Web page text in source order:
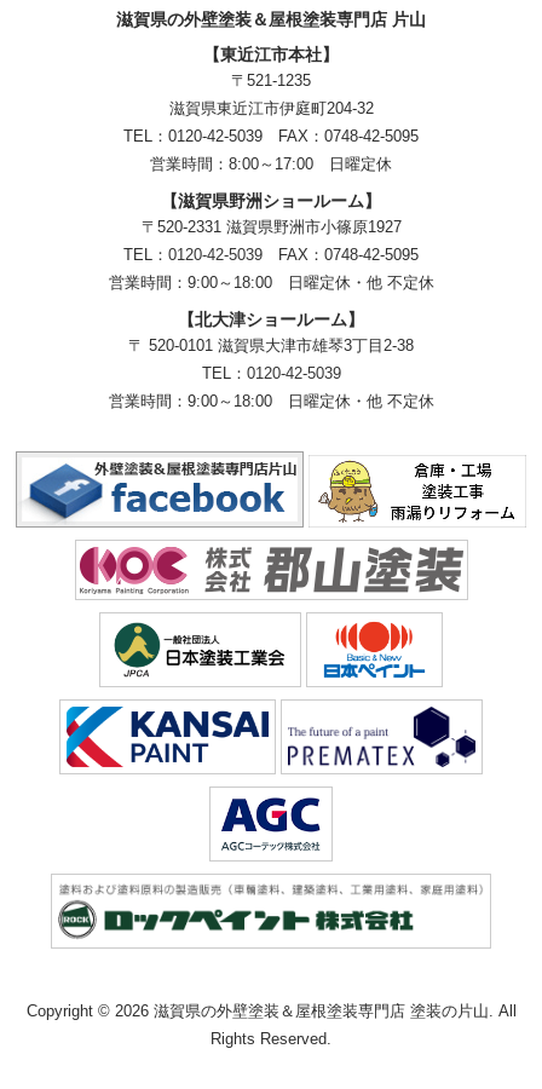
滋賀県の外壁塗装＆屋根塗装専門店 片山
【東近江市本社】
〒521-1235
滋賀県東近江市伊庭町204-32
TEL：0120-42-5039 FAX：0748-42-5095
営業時間：8:00～17:00 日曜定休
【滋賀県野洲ショールーム】
〒520-2331 滋賀県野洲市小篠原1927
TEL： 0120-42-5039 FAX：0748-42-5095
営業時間：9:00～18:00
日曜定休・他 不定休
【北大津ショールーム】
〒 520-0101 滋賀県大津市雄琴3丁目2-38
TEL： 0120-42-5039
営業時間：9:00～18:00
日曜定休・他 不定休
Copyright © 2026 滋賀県の外壁塗装＆屋根塗装専門店 塗装の片山. All
Rights Reserved.